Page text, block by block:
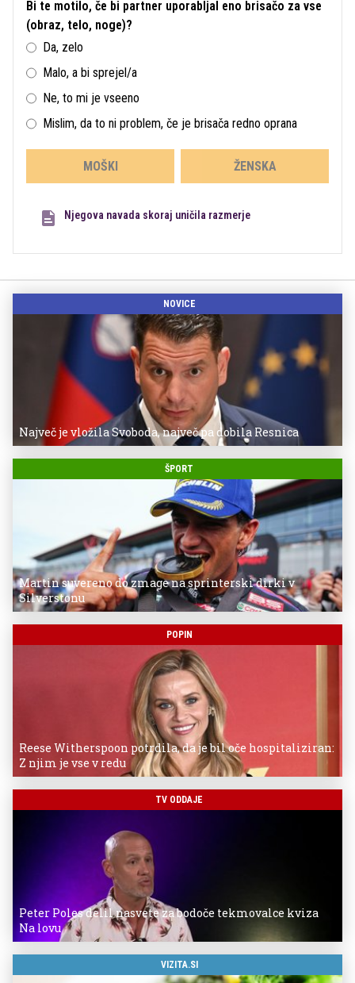
Bi te motilo, če bi partner uporabljal eno brisačo za vse
(obraz, telo, noge)?
Da, zelo
Malo, a bi sprejel/a
Ne, to mi je vseeno
Mislim, da to ni problem, če je brisača redno oprana
MOŠKI ŽENSKA
Njegova navada skoraj uničila razmerje
NOVICE
Največ je vložila Svoboda, največ pa dobila Resnica
ŠPORT
Martin suvereno do zmage na sprinterski dirki v
Silverstonu
POPIN
Reese Witherspoon potrdila, da je bil oče hospitaliziran:
Z njim je vse v redu
TV ODDAJE
Peter Poles delil nasvete za bodoče tekmovalce kviza
Na lovu
VIZITA.SI